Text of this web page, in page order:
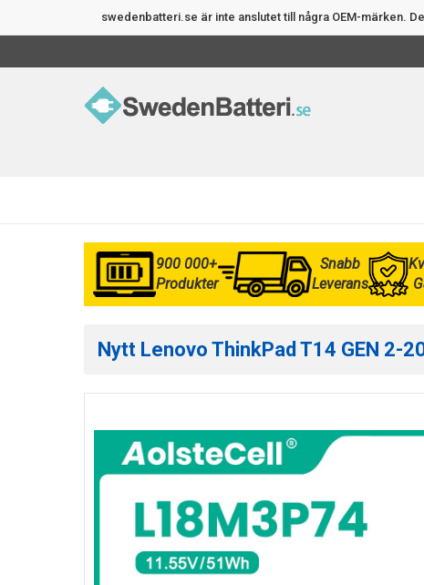
swedenbatteri.se är inte anslutet till några OEM-märken.
900 000+
Produkter
Snabb
Leverans
Nytt Lenovo ThinkPad T14 GEN 2-